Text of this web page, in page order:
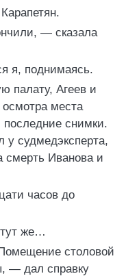
— сказала
я, поднимаясь.
палату, Агеев и
места
снимки.
у судмедэксперта,
смерть Иванова и
часов до
же…
столовой
— дал справку